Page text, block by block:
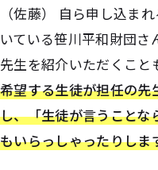
（佐藤） 自ら申し込ま
いている笹川平和財団さ
先生を紹介いただくこと
希望する生徒が担任の
し、「生徒が言うことな
もいらっしゃったりしま